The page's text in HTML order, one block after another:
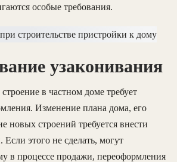
особые требования.
узаконивания
в частном доме требует
Изменение плана дома, его
новых строений требуется внести
этого не сделать, могут
в процессе продажи, переоформления